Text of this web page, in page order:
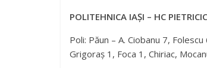
POLITEHNICA IAȘI – HC
Poli: Păun – A. Ciobanu 7,
Grigoraș 1, Foca 1, Chiriac,